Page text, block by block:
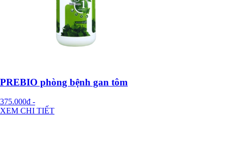
PREBIO phòng bệnh gan tôm
375.000đ -
XEM CHI TIẾT